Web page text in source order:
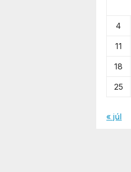
4
11
18
25
« júl